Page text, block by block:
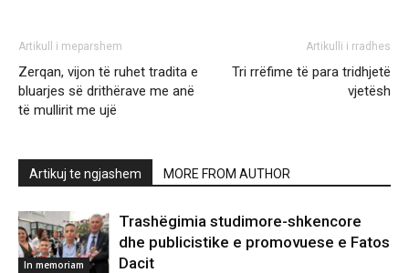
Artikull i meparshem
Zerqan, vijon të ruhet tradita e
bluarjes së drithërave me anë
të mullirit me ujë
Artikulli i rradhes
Tri rrëfime të para tridhjetë
vjetësh
Artikuj te ngjashem MORE FROM AUTHOR
In memoriam
Trashëgimia studimore-shkencore
dhe publicistike e promovuese e Fatos
Dacit